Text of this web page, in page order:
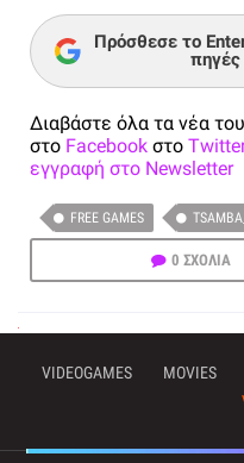
Πρόσθεσε το
πηγές
Διαβάστε όλα τα νέα
στο Facebook στο
εγγραφή στο Newsletter
FREE GAMES
0 ΣΧΟΛΙΑ
VIDEOGAMES MOVIES